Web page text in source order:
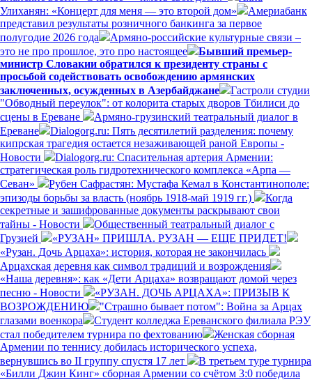
Улиханян: «Концерт для меня — это второй дом»
Америабанк
представил результаты розничного банкинга за первое
полугодие 2026 года
Армяно-российские культурные связи –
это не про прошлое, это про настоящее
Бывший премьер-
министр Словакии обратился к президенту страны с
просьбой содействовать освобождению армянских
заключенных, осужденных в Азербайджане
Гастроли студии
"Обводный переулок": от колорита старых дворов Тбилиси до
сцены в Ереване
Армяно-грузинский театральный диалог в
Ереване
Dialogorg.ru: Пять десятилетий разделения: почему
кипрская трагедия остается незаживающей раной Европы -
Новости
Dialogorg.ru: Спасительная артерия Армении:
стратегическая роль гидротехнического комплекса «Арпа —
Севан»
Рубен Сафрастян: Мустафа Кемал в Константинополе:
эпизоды борьбы за власть (ноябрь 1918-май 1919 гг.)
Когда
секретные и зашифрованные документы раскрывают свои
тайны - Новости
Общественный театральный диалог с
Грузией
«РУЗАН» ПРИШЛА. РУЗАН — ЕЩЕ ПРИДЕТ!
«Рузан. Дочь Арцаха»: история, которая не закончилась
Арцахская деревня как символ традиций и возрождения
«Наша деревня»: как «Дети Арцаха» возвращают домой через
песню - Новости
«РУЗАН. ДОЧЬ АРЦАХА»: ПРИЗЫВ К
ВОЗРОЖДЕНИЮ
"Страшно бывает потом": Война за Арцах
глазами военкора
Студент колледжа Ереванского филиала РЭУ
стал победителем турнира по фехтованию
Женская сборная
Армении по теннису добилась исторического успеха,
вернувшись во II группу спустя 17 лет
В третьем туре турнира
«Билли Джин Кинг» сборная Армении со счётом 3:0 победила